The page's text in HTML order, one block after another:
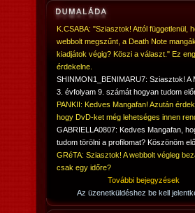
K.CSABA: "Sziasztok! Attól függetlenül,
webbolt megszűnt, a Death Note
kiadjátok végig? Köszi a választ." Ez
érdekelne.
SHINMON1_BENIMARU7: Sziasztok! A
3. évfolyam 9. számát hogyan tudom
PANKII: Kedves Mangafan! Azután
hogy DvD-ket még lehetséges innen
GABRIELLA0807: Kedves Mangafan,
tudom törölni a profilomat? Köszönöm
GRéTA: Sziasztok! A webbolt végleg
csak egy időre?
További bejegyzések
Az üzenetküldéshez be kell